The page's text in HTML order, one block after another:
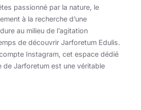
passionné par la nature, le
à la recherche d’une
au milieu de l’agitation
de découvrir Jarforetum Edulis.
Instagram, cet espace dédié
de Jarforetum est une véritable